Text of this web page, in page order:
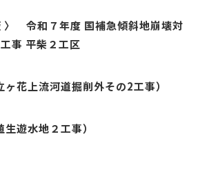
〉 令和７年度 国補急傾斜地崩壊対
事 平柴２工区
花上流河道掘削外その2工事）
遊水地２工事）